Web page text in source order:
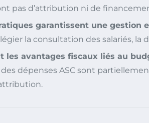
pas d’attribution ni de
garantissent une gestion
la consultation des salariés, la
les avantages fiscaux liés au
dépenses ASC sont